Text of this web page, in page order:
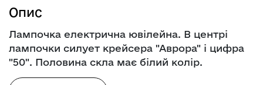
Опис
Лампочка електрична ювілейна. В центрі
лампочки силует крейсера "Аврора" і цифра
"50". Половина скла має білий колір.